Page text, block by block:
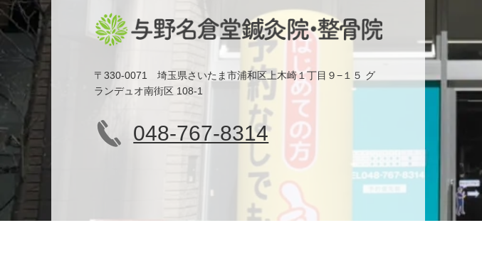
〒330-0071 埼玉県さいたま市浦和区上木崎１丁目９−１５ グ
ランデュオ南街区 108-1
048-767-8314